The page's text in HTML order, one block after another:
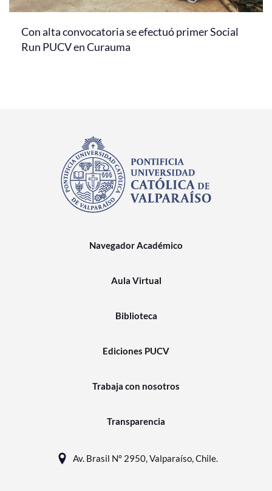
Con alta convocatoria se efectuó primer Social
Run PUCV en Curauma
Navegador Académico
Aula Virtual
Biblioteca
Ediciones PUCV
Trabaja con nosotros
Transparencia
Av. Brasil N° 2950, Valparaíso, Chile.